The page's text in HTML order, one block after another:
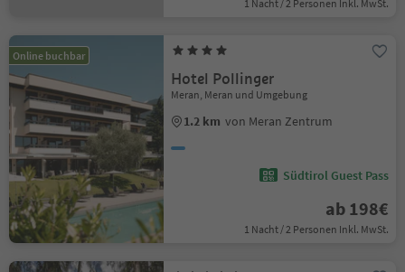
1 Nacht / 2 Personen Inkl. MwSt.
Online buchbar
Hotel Pollinger
Meran, Meran und Umgebung
1.2 km von Meran Zentrum
Südtirol Guest Pass
ab 198€
1 Nacht / 2 Personen Inkl. MwSt.